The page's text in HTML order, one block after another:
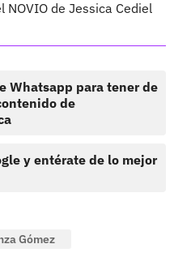
NOVIO de Jessica Cediel
Whatsapp para tener de
de
y entérate de lo mejor
Gómez